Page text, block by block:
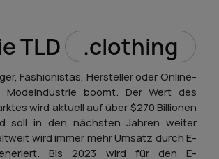
TLD .clothing
Fashionistas, Hersteller oder Online-
Modeindustrie boomt. Der Wert des
wird aktuell auf über $270 Billionen
soll in den nächsten Jahren weiter
wird immer mehr Umsatz durch E-
Bis 2023 wird für den E-